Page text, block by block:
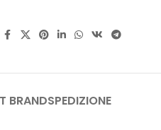
BRANDSPEDIZIONE